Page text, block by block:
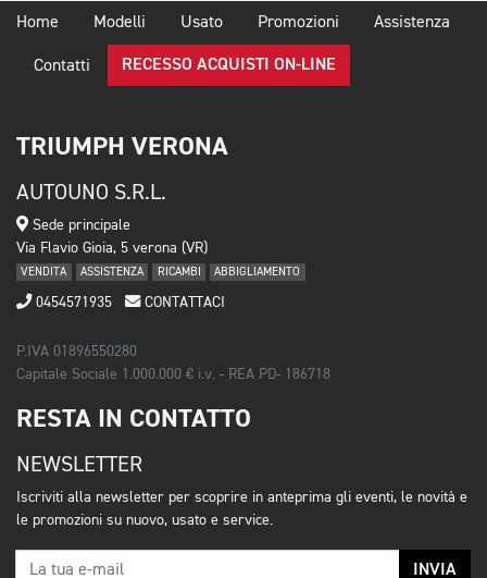
Home Modelli Usato Promozioni Assistenza
Contatti RECESSO ACQUISTI ON-LINE
TRIUMPH VERONA
AUTOUNO S.R.L.
Sede principale
Via Flavio Gioia, 5 verona (VR)
VENDITA ASSISTENZA RICAMBI ABBIGLIAMENTO
0454571935 CONTATTACI
P.IVA 01896550280
Capitale Sociale 1.000.000 € i.v. - REA PD- 186718
RESTA IN CONTATTO
NEWSLETTER
Iscriviti alla newsletter per scoprire in anteprima gli eventi, le novità e
le promozioni su nuovo, usato e service.
INVIA